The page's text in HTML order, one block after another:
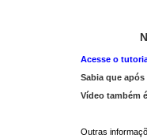
Acesse o
Sabia que
Vídeo também
Outras